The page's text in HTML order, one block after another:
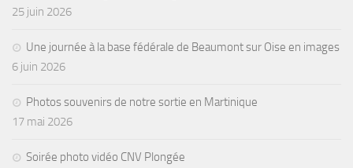
25 juin 2026
Une journée à la base fédérale de Beaumont sur Oise en images
6 juin 2026
Photos souvenirs de notre sortie en Martinique
17 mai 2026
Soirée photo vidéo CNV Plongée